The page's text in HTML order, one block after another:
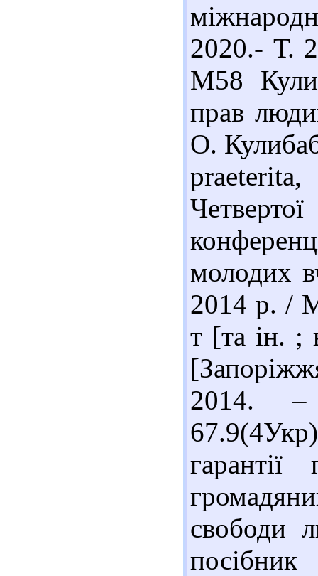
2020.- Т.
М58
прав
О.
молодих
2014 р. /
т [та ін. ;
2014.
свободи